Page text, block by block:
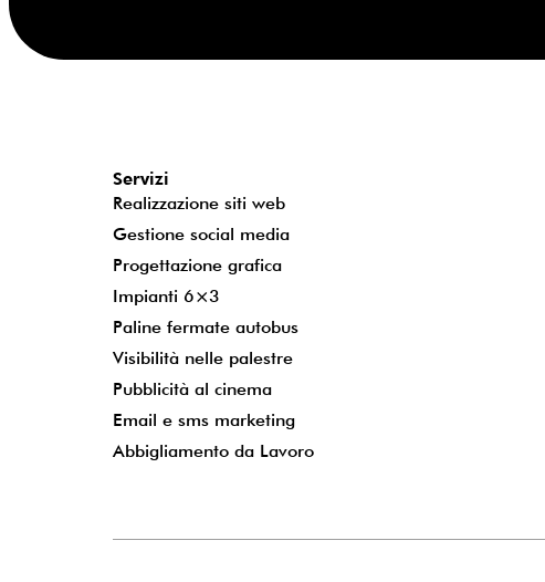
Servizi
Realizzazione siti web
Gestione social media
Progettazione grafica
Impianti 6×3
Paline fermate autobus
Visibilità nelle palestre
Pubblicità al cinema
Email e sms marketing
Abbigliamento da Lavoro